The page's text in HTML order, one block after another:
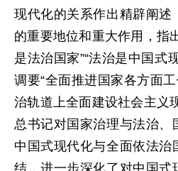
现代化的关系作出精辟阐述
的重要地位和重大作用，指
是法治国家”“法治是中国式
调要“全面推进国家各方面
治轨道上全面建设社会主义
总书记对国家治理与法治、
中国式现代化与全面依法治
结，进一步深化了对中国式